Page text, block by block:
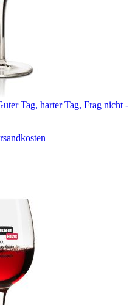
Tag, harter Tag, Frag nicht -